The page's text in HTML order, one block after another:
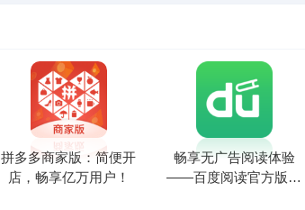
拼多多商家版：简便开
店，畅享亿万用户！
畅享无广告阅读体验
——百度阅读官方版推